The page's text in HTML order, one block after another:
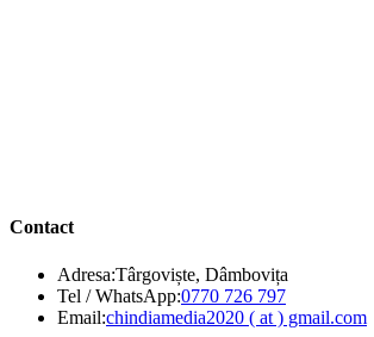
Contact
Adresa:Târgoviște, Dâmbovița
Tel / WhatsApp:0770 726 797Opens
in
Email:chindiamedia2020 ( at ) gmail.com